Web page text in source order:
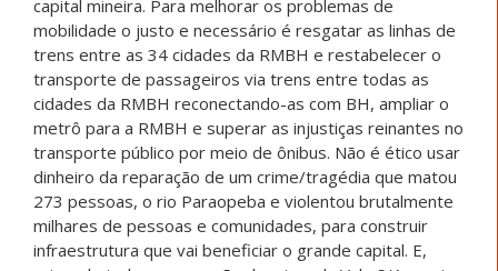
capital mineira. Para melhorar os problemas de
mobilidade o justo e necessário é resgatar as linhas de
trens entre as 34 cidades da RMBH e restabelecer o
transporte de passageiros via trens entre todas as
cidades da RMBH reconectando-as com BH, ampliar o
metrô para a RMBH e superar as injustiças reinantes no
transporte público por meio de ônibus. Não é ético usar
dinheiro da reparação de um crime/tragédia que matou
273 pessoas, o rio Paraopeba e violentou brutalmente
milhares de pessoas e comunidades, para construir
infraestrutura que vai beneficiar o grande capital. E,